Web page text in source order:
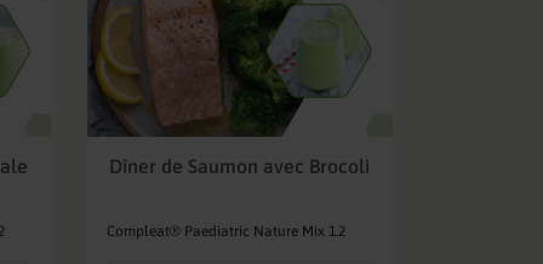
Dîner de Saumon avec Brocoli
Compleat® Paediatric Nature Mix 1.2